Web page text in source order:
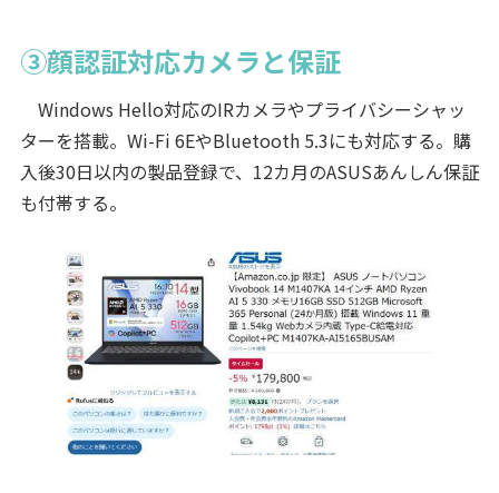
③顔認証対応カメラと保証
Windows Hello対応のIRカメラやプライバシーシャッ
ターを搭載。Wi-Fi 6EやBluetooth 5.3にも対応する。購
入後30日以内の製品登録で、12カ月のASUSあんしん保証
も付帯する。